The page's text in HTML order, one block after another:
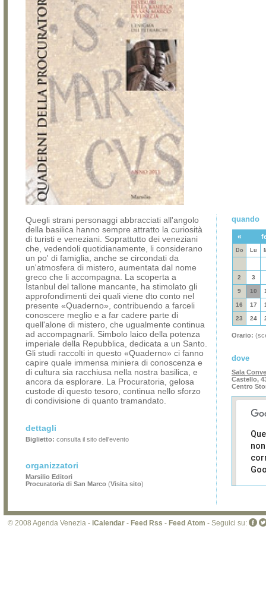
Quegli strani personaggi abbracciati all'angolo
della basilica hanno sempre attratto la curiosità
di turisti e veneziani. Soprattutto dei veneziani
che, vedendoli quotidianamente, li considerano
un po' di famiglia, anche se circondati da
un'atmosfera di mistero, aumentata dal nome
greco che li accompagna. La scoperta a
Istanbul del tallone mancante, ha stimolato gli
approfondimenti dei quali viene dto conto nel
presente «Quaderno», contribuendo a farceli
conoscere meglio e a far cadere parte di
quell'alone di mistero, che ugualmente continua
ad accompagnarli. Simbolo laico della potenza
imperiale della Repubblica, dedicata a un Santo.
Gli studi raccolti in questo «Quaderno» ci fanno
capire quale immensa miniera di conoscenza e
di cultura sia racchiusa nella nostra basilica, e
ancora da esplorare. La Procuratoria, gelosa
custode di questo tesoro, continua nello sforzo
di condivisione di quanto tramandato.
dettagli
Biglietto: consulta il sito dell'evento
organizzatori
Marsilio Editori
Procuratoria di San Marco (Visita sito)
quando
«
Do Lu
2 3
9 10
16 17
23 24
Orario:
dove
Sala
Castello,
Centro
di
sito
© 2008 Agenda Venezia - iCalendar - Feed Rss - Feed Atom - Seguici su: